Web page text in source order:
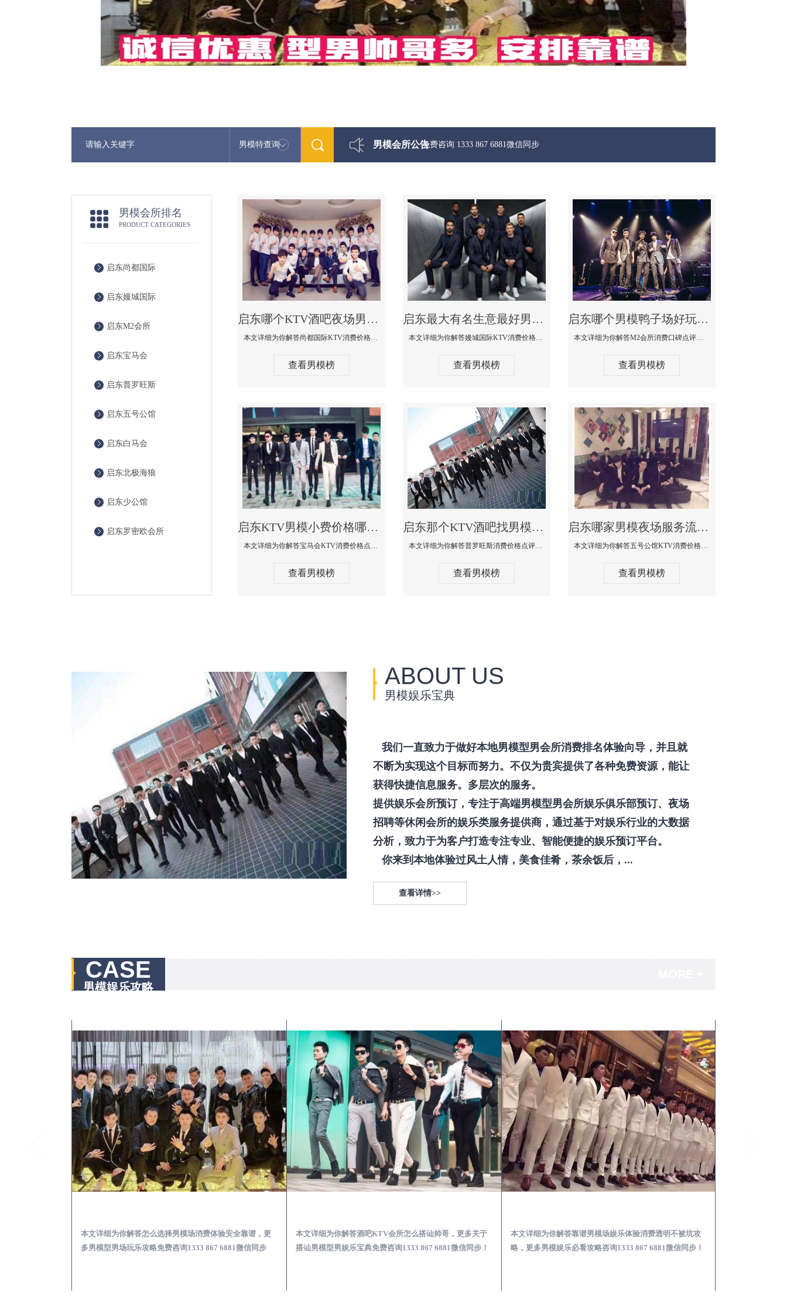
男模特查询 男模会所公告
最新男模娱乐资讯免费咨询 1333 867 6881微信同步
男模会所排名
PRODUCT CATEGORIES
启东尚都国际
启东嫚城国际
启东M2会所
启东宝马会
启东普罗旺斯
启东五号公馆
启东白马会
启东北极海狼
启东少公馆
启东罗密欧会所
启东哪个KTV酒吧夜场男模公关型男最帅-尚都国际KTV消费价格点评
本文详细为你解答尚都国际KTV消费价格点评，更多关于哪个KTV酒吧夜场男模公关型男最帅免费咨询1333 867 6881微信同步
查看男模榜
启东最大有名生意最好男模少爷场KTV体验-嫚城国际KTV消费价格点评
本文详细为你解答嫚城国际KTV消费价格口碑点评，更多关于最大有名生意最好男模少爷场KTV体验免费咨询1333 867 6881微信同步！
查看男模榜
启东哪个男模鸭子场好玩陪酒服务好-M2会所KTV消费口碑点评
本文详细为你解答M2会所消费口碑点评，更多关于哪个男模鸭子场好玩陪酒服务好免费咨询1333 867 6881微信同步！
查看男模榜
启东KTV男模小费价格哪家便宜-宝马会KTV消费口碑点评
本文详细为你解答宝马会KTV消费价格点评，更多关于KTV男模小费价格哪家便宜免费咨询1333 867 6881微信同步！
查看男模榜
启东那个KTV酒吧找男模帅哥男妓多-普罗旺斯KTV真实口碑点评
本文详细为你解答普罗旺斯消费价格点评，更多关于那个KTV酒吧找男模帅哥最多免费咨询1333 867 6881微信同步！
查看男模榜
启东哪家男模夜场服务流程全面-五号公馆KTV消费价格点评
本文详细为你解答五号公馆KTV消费价格，更多关于哪家男模夜场服务流程全面免费咨询1333 867 6881微信同步！
查看男模榜
ABOUT US
男模娱乐宝典
我们一直致力于做好本地男模型男会所消费排名体验向导，并且就
不断为实现这个目标而努力。不仅为贵宾提供了各种免费资源，能让
获得快捷信息服务。多层次的服务。
提供娱乐会所预订，专注于高端男模型男会所娱乐俱乐部预订、夜场
招聘等休闲会所的娱乐类服务提供商，通过基于对娱乐行业的大数据
分析，致力于为客户打造专注专业、智能便捷的娱乐预订平台。
你来到本地体验过风土人情，美食佳肴，茶余饭后，...
查看详情>>
CASE
男模娱乐攻略
本文详细为你解答怎么选择男模场消费体验安全靠谱，更
多男模型男场玩乐攻略免费咨询1333 867 6881微信同步
本文详细为你解答酒吧KTV会所怎么搭讪帅哥，更多关于
搭讪男模型男娱乐宝典免费咨询1333 867 6881微信同步！
本文详细为你解答靠谱男模场娱乐体验消费透明不被坑攻
略，更多男模娱乐必看攻略咨询1333 867 6881微信同步！